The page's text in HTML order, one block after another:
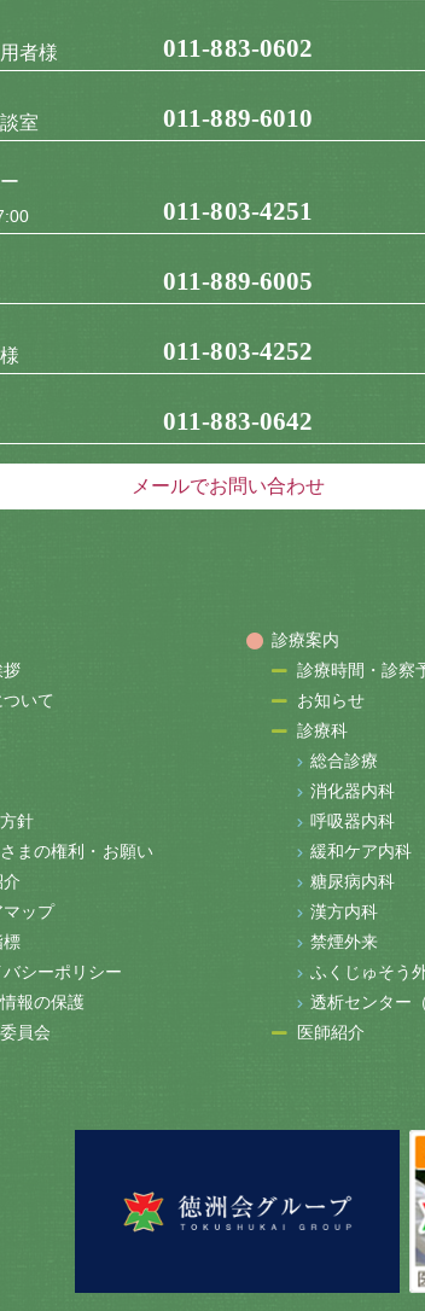
者様 011-883-0602
室 011-889-6010
011-803-4251
011-889-6005
011-803-4252
011-883-0642
メールでお問い合わせ
拶
いて
針
まの権利・お願い
マップ
標
バシーポリシー
報の保護
員会
診療案内
診療時間・診察
お知らせ
診療科
総合診療
消化器内科
呼吸器内科
緩和ケア内科
糖尿病内科
漢方内科
禁煙外来
ふくじゅそう
透析センター
医師紹介